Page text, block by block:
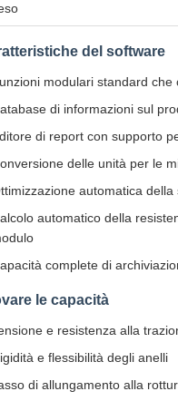
del software
modulari standard
di informazioni sul
di report con supporto
delle unità per le
automatica
automatico della
complete di
le capacità
e resistenza alla
e flessibilità degli anelli
di allungamento alla